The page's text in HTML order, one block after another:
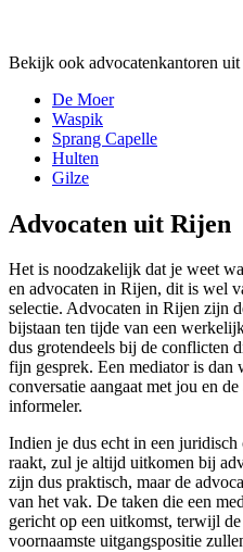
Bekijk ook advocatenkantoren uit
De Moer
Waspik
Sprang Capelle
Hulten
Gilze
Advocaten uit Rijen
Het is noodzakelijk dat je weet
en advocaten in Rijen, dit is wel
selectie. Advocaten in Rijen zijn
bijstaan ten tijde van een
dus grotendeels bij de conflicten
fijn gesprek. Een mediator is dan
conversatie aangaat met jou en
informeler.
Indien je dus echt in een
raakt, zul je altijd uitkomen bij
zijn dus praktisch, maar de
van het vak. De taken die een
gericht op een uitkomst, terwijl
voornaamste uitgangspositie